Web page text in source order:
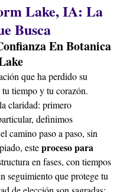
Lake, IA: La
Busca
En Botanica
que ha perdido su
tiempo y tu corazón.
claridad: primero
definimos
camino paso a paso, sin
esteproceso para
en fases, con tiempos
seguimiento que protege tu